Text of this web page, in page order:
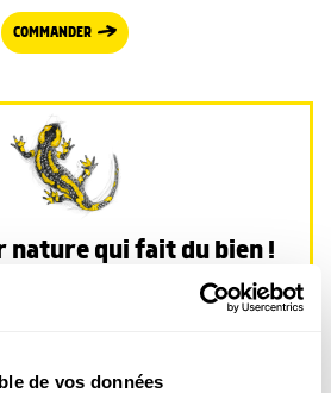
de vos données
COMMANDER
nature qui fait du bien !
hebdomadaire : reportages,